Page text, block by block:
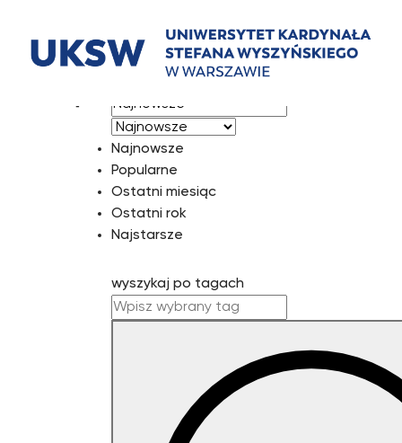
treści
sortuj wg
Najnowsze
Popularne
Ostatni miesiąc
Ostatni rok
Najstarsze
wyszykaj po tagach